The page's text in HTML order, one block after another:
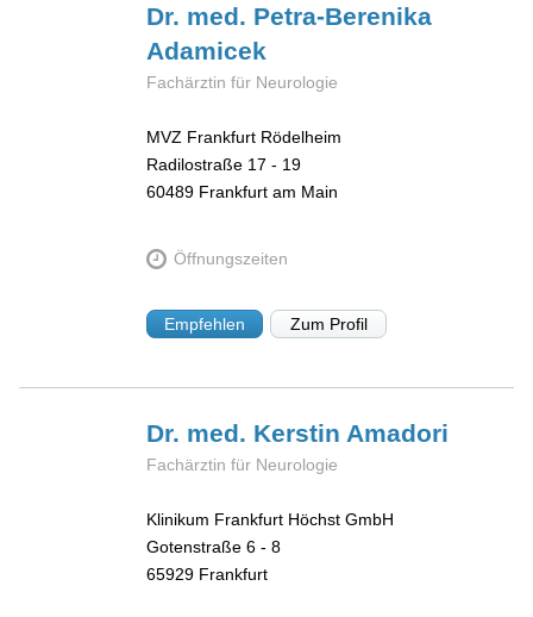
Dr. med. Petra-Berenika
Adamicek
Fachärztin für Neurologie
MVZ Frankfurt Rödelheim
Radilostraße 17 - 19
60489 Frankfurt am Main
Öffnungszeiten
Empfehlen Zum Profil
Dr. med. Kerstin Amadori
Fachärztin für Neurologie
Klinikum Frankfurt Höchst GmbH
Gotenstraße 6 - 8
65929 Frankfurt